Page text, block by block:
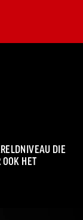
DIE
HET